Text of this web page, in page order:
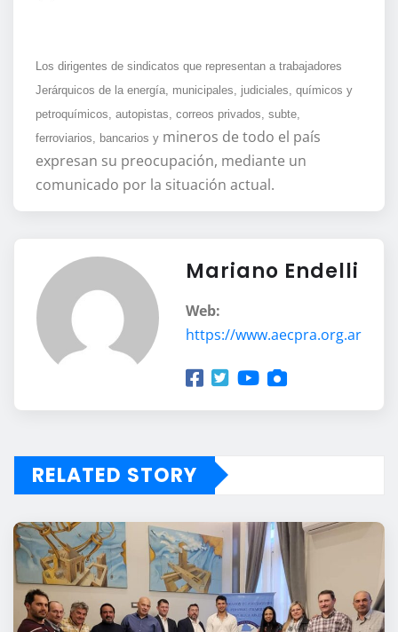
Los dirigentes de sindicatos que representan a trabajadores
Jerárquicos de la energía, municipales, judiciales, químicos y
petroquímicos, autopistas, correos privados, subte,
ferroviarios, bancarios y mineros de todo el país
expresan su preocupación, mediante un
comunicado por la situación actual.
Mariano Endelli
Web:
https://www.aecpra.org.ar
RELATED STORY